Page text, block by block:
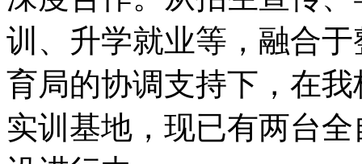
训、升学就业等，融合
育局的协调支持下，在
实训基地，现已有两台